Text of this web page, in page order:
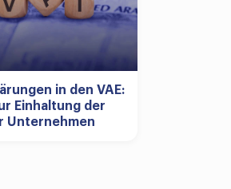
in den VAE:
Einhaltung der
Unternehmen